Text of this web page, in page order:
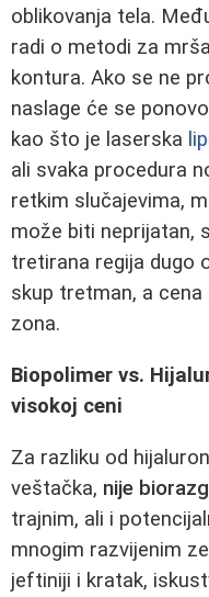
oblikovanja tela.
radi o metodi za
kontura. Ako se ne
naslage će se
kao što je laserska
ali svaka procedura
retkim slučajevima,
može biti neprijatan,
tretirana regija dugo
skup tretman, a
zona.
Biopolimer vs.
visokoj ceni
Za razliku od
veštačka, nije
trajnim, ali i
mnogim razvijenim
jeftiniji i kratak,